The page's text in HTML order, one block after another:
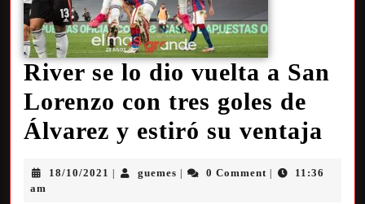
River se lo dio vuelta a San
Lorenzo con tres goles de
Álvarez y estiró su ventaja
18/10/2021 guemes 0 Comment
11:36
am